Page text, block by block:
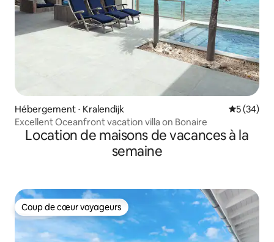
Hébergement ⋅ Kralendijk
5 (34)
Excellent Oceanfront vacation villa on Bonaire
Location de maisons de vacances à la
semaine
Coup de cœur voyageurs
Coup de cœur voyageurs